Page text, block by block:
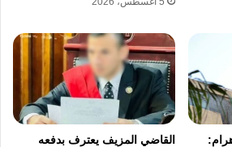
والثروة المعدنية في رفع
إجمالي صادرات البلاد بنسبة 14.8%، بمعدل 5.8
مليارات دولار في 2025، منها 3.89 مليارات دولار
القاضي المزيف يعترف بدفعه